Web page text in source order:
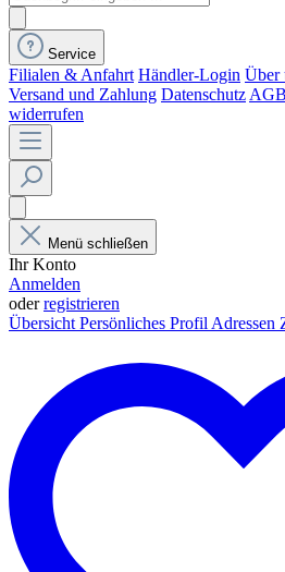
Service
Filialen & Anfahrt Händler-Login Über
Versand und Zahlung Datenschutz AGB
widerrufen
Menü schließen
Ihr Konto
Anmelden
oderregistrieren
Übersicht Persönliches Profil Adressen